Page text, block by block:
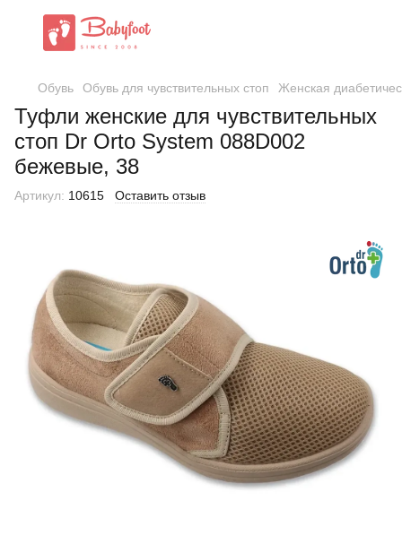
Обувь Обувь для чувствительных стоп Женская
Туфли женские для чувствительных
стоп Dr Orto System 088D002
бежевые, 38
Артикул: 10615 Оставить отзыв